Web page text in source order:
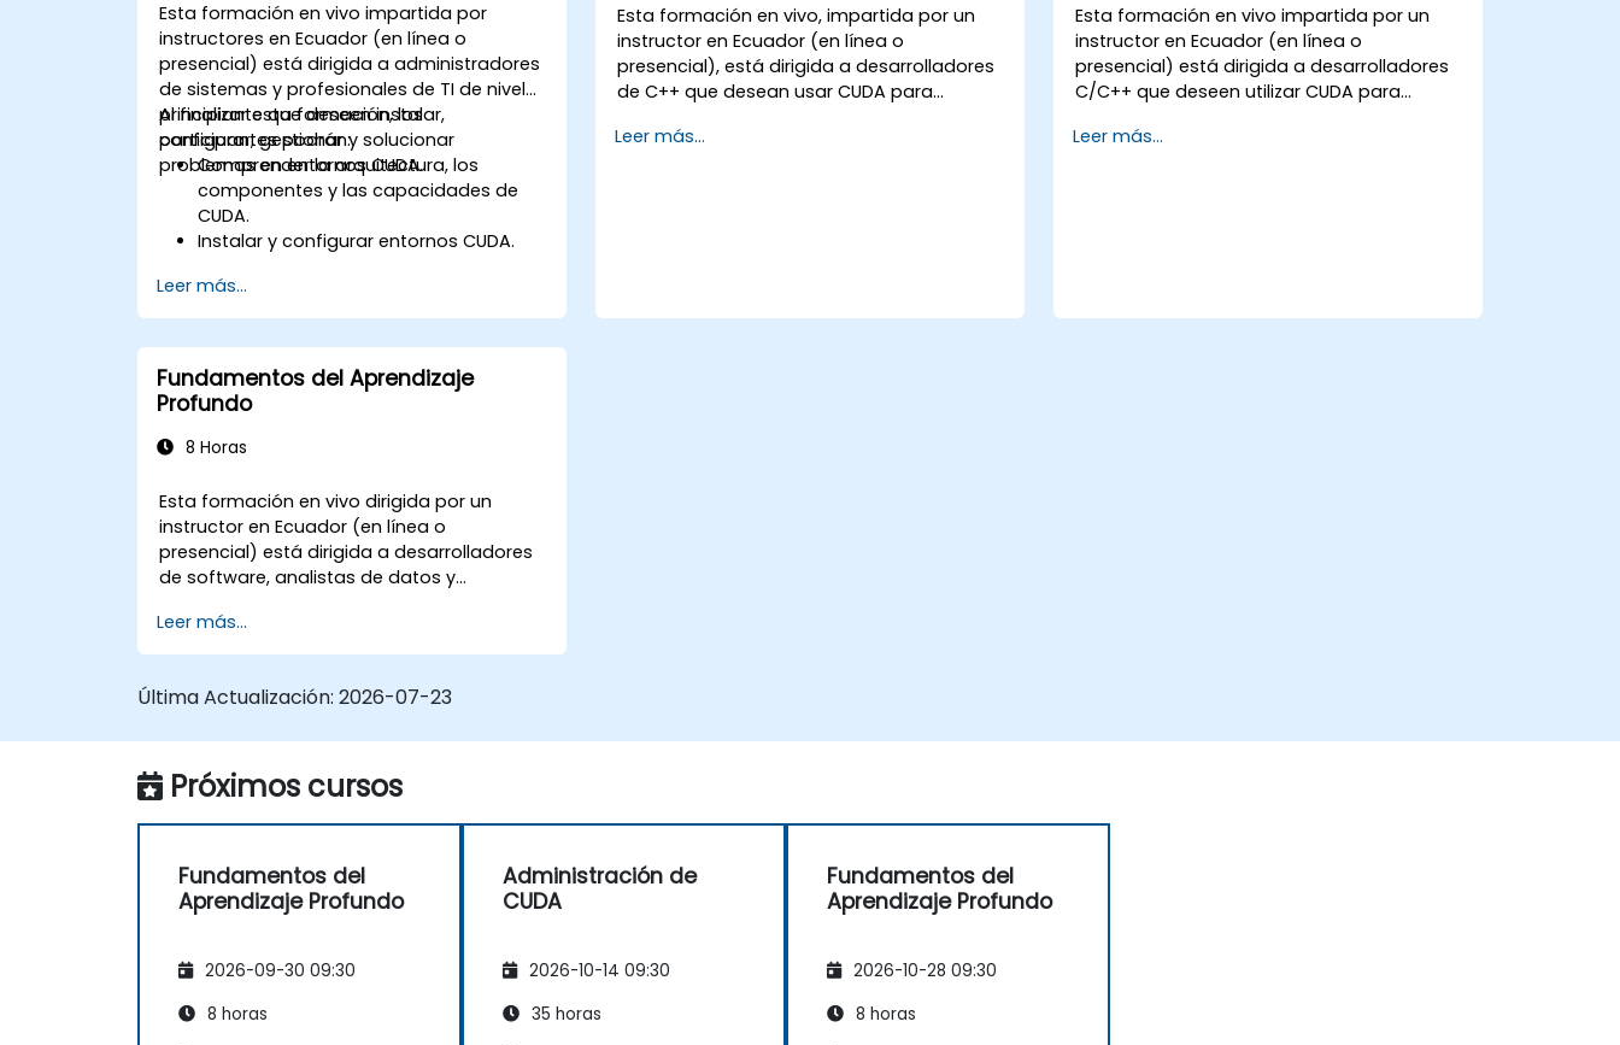
Esta formación en vivo impartida por
instructores en Ecuador (en línea o
presencial) está dirigida a administradores
de sistemas y profesionales de TI de nivel
principiante que deseen instalar,
configurar, gestionar y solucionar
problemas en entornos CUDA.
Al finalizar esta formación, los
participantes podrán:
Comprender la arquitectura, los
componentes y las capacidades de
CUDA.
Instalar y configurar entornos CUDA.
CUDA.
Depurar y solucionar problemas
comunes de CUDA.
Leer más...
Esta formación en vivo, impartida por un
instructor en Ecuador (en línea o
presencial), está dirigida a desarrolladores
de C++ que desean usar CUDA para
de alto rendimiento y aprovechar las
Leer más...
Esta formación en vivo impartida por un
instructor en Ecuador (en línea o
presencial) está dirigida a desarrolladores
C/C++ que deseen utilizar CUDA para
cómputo, incluyendo procesamiento de
Leer más...
Fundamentos del Aprendizaje
Profundo
8 Horas
Esta formación en vivo dirigida por un
instructor en Ecuador (en línea o
presencial) está dirigida a desarrolladores
de software, analistas de datos y
TensorFlow 2.x y Keras para construir,
entrenar e implementar modelos de
computadora, procesamiento de lenguaje
Leer más...
Última Actualización: 2026-07-23
Próximos cursos
Fundamentos del
Aprendizaje Profundo
2026-09-30 09:30
8 horas
Administración de
CUDA
2026-10-14 09:30
35 horas
Fundamentos del
Aprendizaje Profundo
2026-10-28 09:30
8 horas